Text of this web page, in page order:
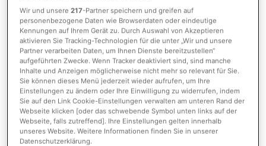
Kosten
Provision
3,57 % inkl. gesetzl. MwSt.
vom Käufer
Provision inkl. MwSt. ja
Detaillierte Informationen
Wir und unsere217-Partner speichern und greifen auf
personenbezogene Daten wie Browserdaten oder eindeutige
Kennungen auf Ihrem Gerät zu. Durch Auswahl von Akzeptieren
aktivieren Sie Tracking-Technologien für die unter „Wir und unsere
Partner verarbeiten Daten, um Ihnen Dienste bereitzustellen“
aufgeführten Zwecke. Wenn Tracker deaktiviert sind, sind manche
Inhalte und Anzeigen möglicherweise nicht mehr so relevant für Sie.
Sie können dieses Menü jederzeit wieder aufrufen, um Ihre
Einstellungen zu ändern oder Ihre Einwilligung zu widerrufen, indem
Sie auf den Link Cookie-Einstellungen verwalten am unteren Rand der
Webseite klicken [oder das schwebende Symbol unten links auf der
Webseite, falls zutreffend]. Ihre Einstellungen gelten innerhalb
unseres Website. Weitere Informationen finden Sie in unserer
Datenschutzerklärung.